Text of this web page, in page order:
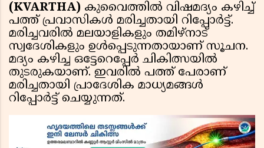
(KVARTHA) കുവൈത്തിൽ വിഷമദ്യം കഴിച്ച്
പത്ത് പ്രവാസികൾ മരിച്ചതായി റിപ്പോർട്ട്.
മരിച്ചവരിൽ മലയാളികളും തമിഴ്‌നാട്
സ്വദേശികളും ഉൾപ്പെടുന്നതായാണ് സൂചന.
മദ്യം കഴിച്ച ഒട്ടേറെപ്പേർ ചികിത്സയിൽ
തുടരുകയാണ്. ഇവരിൽ പത്ത് പേരാണ്
മരിച്ചതായി പ്രാദേശിക മാധ്യമങ്ങൾ
റിപ്പോർട്ട് ചെയ്യുന്നത്.